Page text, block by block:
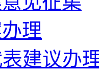
理
建议办